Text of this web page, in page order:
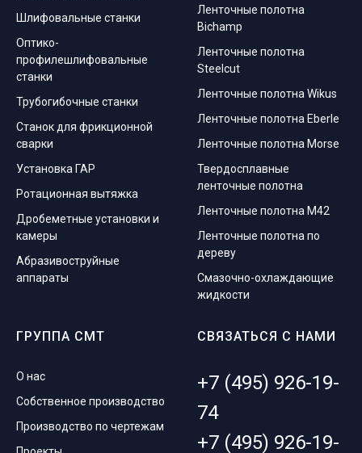
Шлифовальные станки
Оптико-
профилешлифовальные
станки
Трубогибочные станки
Станок для фрикционной
сварки
Установка ГАР
Ротационная вытяжка
Дробеметные установки и
камеры
Абразивоструйные
аппараты
Ленточные полотна
Bichamp
Ленточные полотна
Steelcut
Ленточные полотна Wikus
Ленточные полотна Eberle
Ленточные полотна Morse
Твердосплавные
ленточные полотна
Ленточные полотна M42
Ленточные полотна по
дереву
Смазочно-охлаждающие
жидкости
ГРУППА СМТ
О нас
Собственное производство
Производство по чертежам
СВЯЗАТЬСЯ С НАМИ
+7 (495) 926-19-
74
+7 (495) 926-19-